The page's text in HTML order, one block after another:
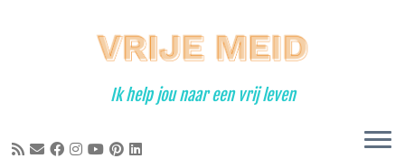
Ik help jou naar een vrij leven